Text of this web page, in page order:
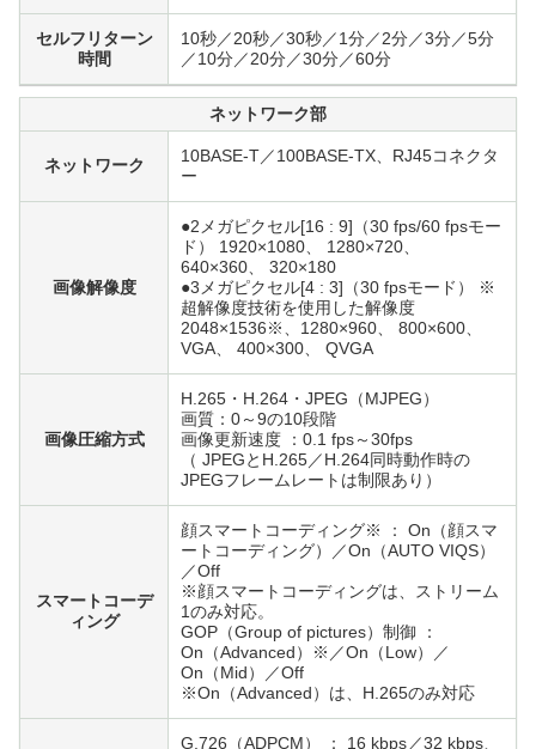
セルフリターン
時間
10秒／20秒／30秒／1分／2分／3分／5分
／10分／20分／30分／60分
ネットワーク部
ネットワーク
10BASE-T／100BASE-TX、RJ45コネクタ
ー
画像解像度
●2メガピクセル[16 : 9]（30 fps/60 fpsモー
ド） 1920×1080、 1280×720、
640×360、 320×180
●3メガピクセル[4 : 3]（30 fpsモード） ※
超解像度技術を使用した解像度
2048×1536※、1280×960、 800×600、
VGA、 400×300、 QVGA
画像圧縮方式
H.265・H.264・JPEG（MJPEG）
画質：0～9の10段階
画像更新速度 ：0.1 fps～30fps
（ JPEGとH.265／H.264同時動作時の
JPEGフレームレートは制限あり）
スマートコーデ
ィング
顔スマートコーディング※ ： On（顔スマ
ートコーディング）／On（AUTO VIQS）
／Off
※顔スマートコーディングは、ストリーム
1のみ対応。
GOP（Group of pictures）制御 ：
On（Advanced）※／On（Low）／
On（Mid）／Off
※On（Advanced）は、H.265のみ対応
G.726（ADPCM） ： 16 kbps／32 kbps、